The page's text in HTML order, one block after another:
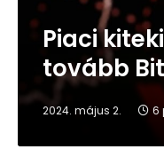
Piaci
tovább
2024. május 2. 6